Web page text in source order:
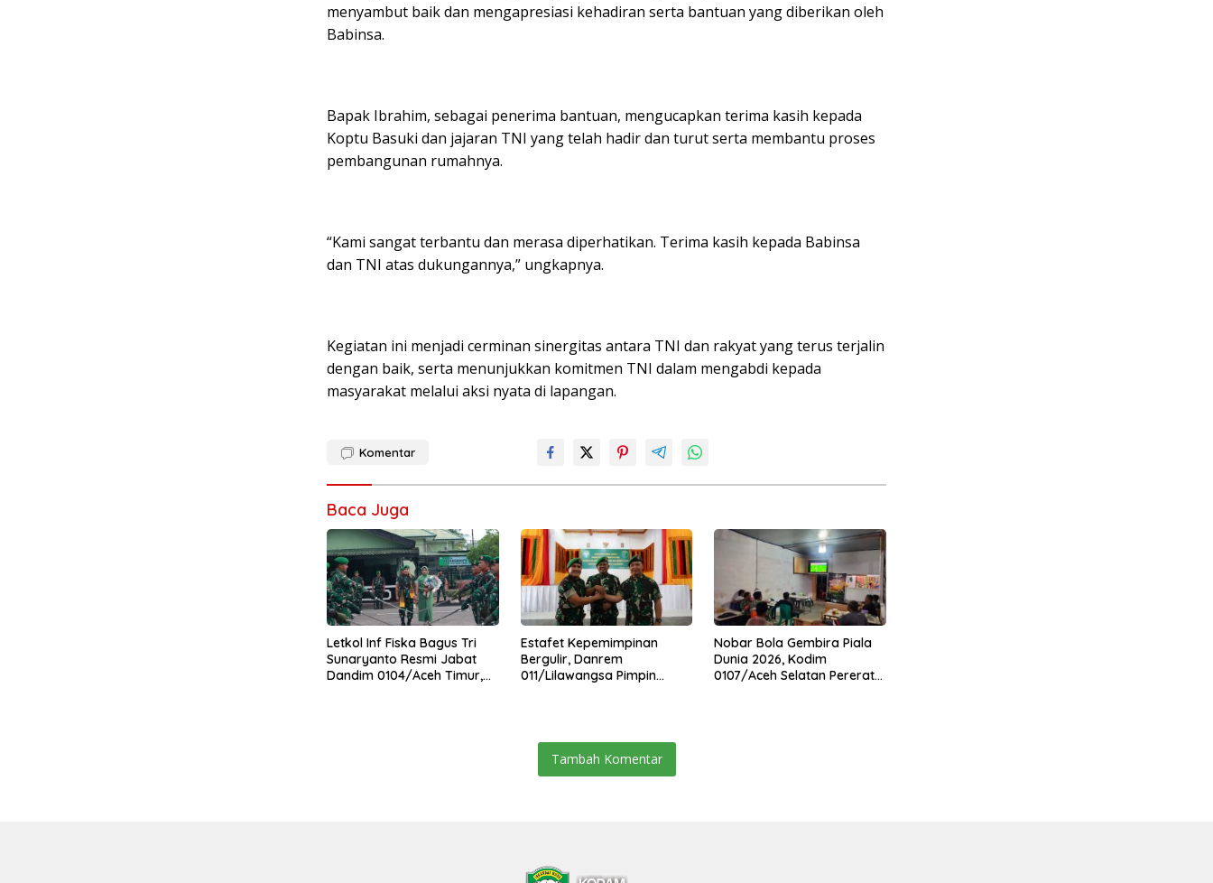
menyambut baik dan mengapresiasi kehadiran serta bantuan yang diberikan oleh
Babinsa.
Bapak Ibrahim, sebagai penerima bantuan, mengucapkan terima kasih kepada
Koptu Basuki dan jajaran TNI yang telah hadir dan turut serta membantu proses
pembangunan rumahnya.
“Kami sangat terbantu dan merasa diperhatikan. Terima kasih kepada Babinsa
dan TNI atas dukungannya,” ungkapnya.
Kegiatan ini menjadi cerminan sinergitas antara TNI dan rakyat yang terus terjalin
dengan baik, serta menunjukkan komitmen TNI dalam mengabdi kepada
masyarakat melalui aksi nyata di lapangan.
Komentar
Baca Juga
Letkol Inf Fiska Bagus Tri
Sunaryanto Resmi Jabat
Dandim 0104/Aceh Timur,
Estafet Kepemimpinan
Bergulir, Danrem
011/Lilawangsa Pimpin
Nobar Bola Gembira Piala
Dunia 2026, Kodim
0107/Aceh Selatan Pererat
Tambah Komentar